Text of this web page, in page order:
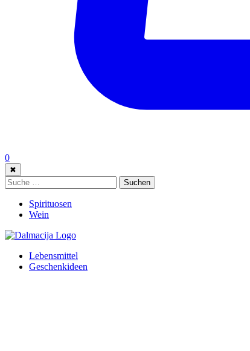
0
✖
Suche: Suchen
Spirituosen
Wein
Lebensmittel
Geschenkideen